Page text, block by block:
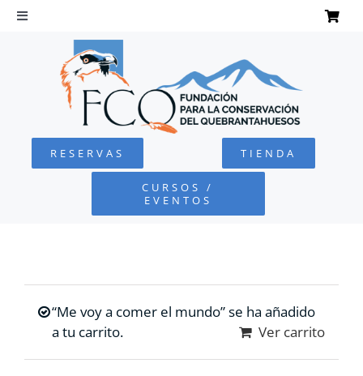
Saltar
Toggle
Navigation
QUEBRANTAHUESOS
FUNDACIÓN
RESERVAS TIENDA
CURSOS /
EVENTOS
“Me voy a comer el mundo” se ha añadido
a tu carrito.
Ver carrito